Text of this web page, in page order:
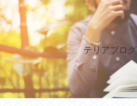
テリアブログ